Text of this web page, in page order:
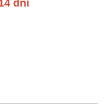
dní